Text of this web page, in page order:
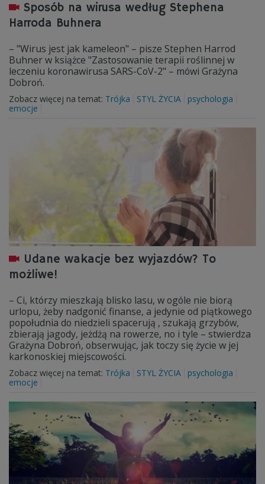
Sposób na wirusa według Stephena
Harroda Buhnera
– "Wirus jest jak kameleon" – pisze Stephen Harrod
Buhner w książce "Zastosowanie terapii roślinnej w
leczeniu koronawirusa SARS-CoV-2" – mówi Grażyna
Dobroń.
Zobacz więcej na temat: Trójka STYL ŻYCIA
psychologia
emocje
Udane wakacje bez wyjazdów? To
możliwe!
– Ci, którzy mieszkają blisko lasu, w ogóle nie biorą
urlopu, żeby nadgonić finanse, a jedynie od piątkowego
popołudnia do niedzieli spacerują , szukają grzybów,
zbierają jagody, jeżdżą na rowerze, no i tyle – stwierdza
Grażyna Dobroń, obserwując, jak toczy się życie w jej
karkonoskiej miejscowości.
Zobacz więcej na temat: Trójka STYL ŻYCIA
psychologia
emocje